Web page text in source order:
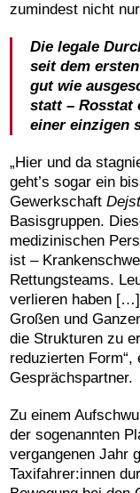
zumindest nicht
Die legale
seit dem
gut wie
statt – Rosstat
einer einzigen
„Hier und da
geht’s sogar ein
Gewerkschaft
Basisgruppen.
medizinischen
ist –
Rettungsteams.
verlieren haben
Großen und
die Strukturen zu
reduzierten
Gesprächspartner.
Zu einem
der sogenannten
vergangenen Jahr
Taxifahrer:innen